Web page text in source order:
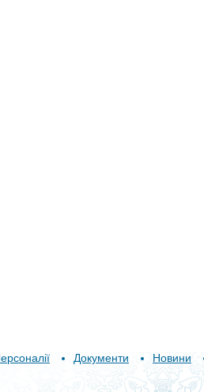
Документи Новини